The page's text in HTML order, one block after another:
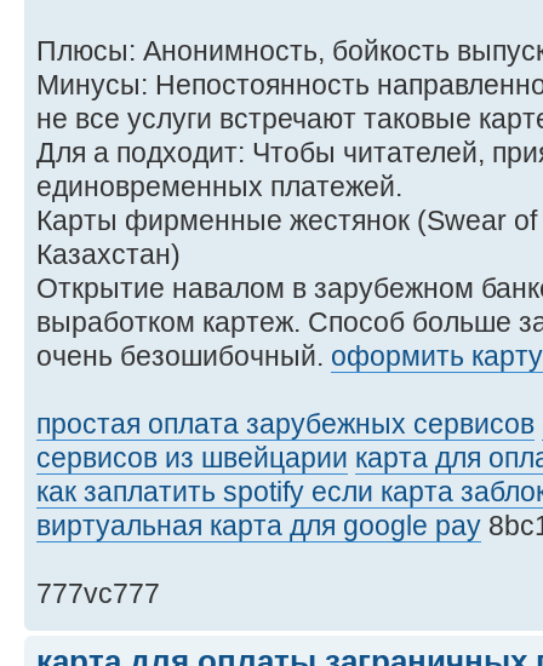
Плюсы: Анонимность, бойкость
Минусы: Непостоянность
не все услуги встречают таковые
Для а подходит: Чтобы читателей,
единовременных платежей.
Карты фирменные жестянок (Swear
Казахстан)
Открытие навалом в зарубежном
выработком картеж. Способ больше
очень безошибочный. оформить
простая оплата зарубежных сервисов
сервисов из швейцарии карта для
как заплатить spotify если карта
виртуальная карта для google pay
777vc777